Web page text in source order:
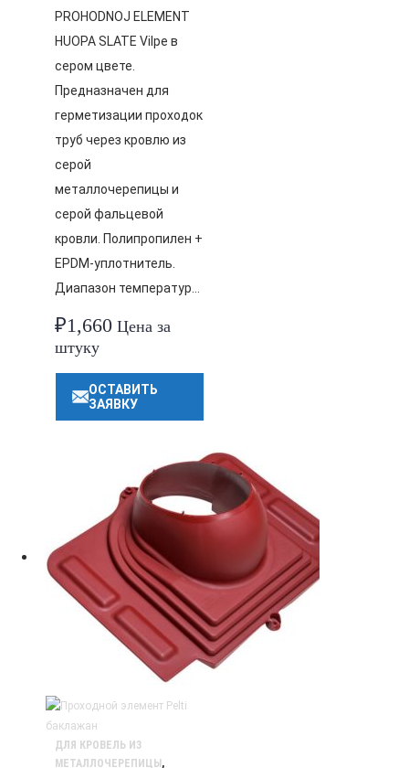
PROHODNOJ ELEMENT
HUOPA SLATE Vilpe в
сером цвете.
Предназначен для
герметизации проходок
труб через кровлю из
серой
металлочерепицы и
серой фальцевой
кровли. Полипропилен +
EPDM-уплотнитель.
Диапазон температур…
₽1,660 Цена за
штуку
ОСТАВИТЬ
ЗАЯВКУ
ДЛЯ КРОВЕЛЬ ИЗ
МЕТАЛЛОЧЕРЕПИЦЫ ,